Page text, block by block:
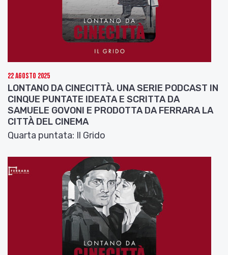
protagonisti del FFF vi invitiamo a visitare il sito
www.futurefilmfestival.org
immagini, curiosità e approfondimenti per
appassionati e addetti ai lavori.
22 Agosto 2025
LONTANO DA CINECITTÀ. UNA SERIE PODCAST IN
CINQUE PUNTATE IDEATA E SCRITTA DA
SAMUELE GOVONI E PRODOTTA DA FERRARA LA
CITTÀ DEL CINEMA
Quarta puntata: Il Grido